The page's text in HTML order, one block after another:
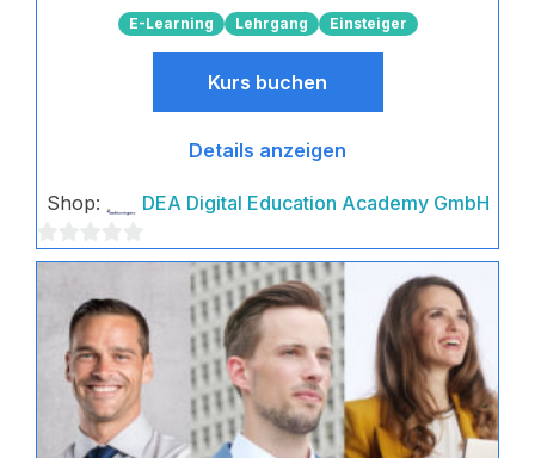
E-Learning Lehrgang Einsteiger
Kurs buchen
Details anzeigen
Shop: DEA Digital Education Academy GmbH
0